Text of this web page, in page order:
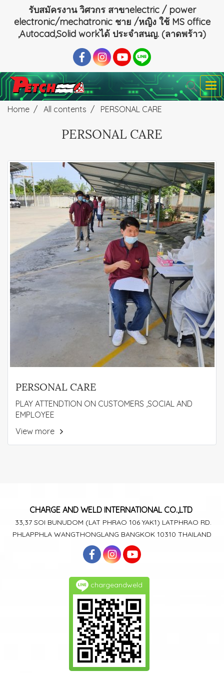
รับสมัครงาน วิศวกร สาขาelectric / power
electronic/mechatronic ชาย /หญิง ใช้ MS office
,Autocad,Solid workได้ ประจำสนญ. (ลาดพร้าว)
Home All contents PERSONAL CARE
PERSONAL CARE
PERSONAL CARE
PLAY ATTENDTION ON CUSTOMERS ,SOCIAL AND
EMPLOYEE
View more
CHARGE AND WELD INTERNATIONAL CO.,LTD
33,37 SOI BUNUDOM (LAT PHRAO 106 YAK1) LATPHRAO RD.
PHLAPPHLA WANGTHONGLANG BANGKOK 10310 THAILAND
chargeandweld